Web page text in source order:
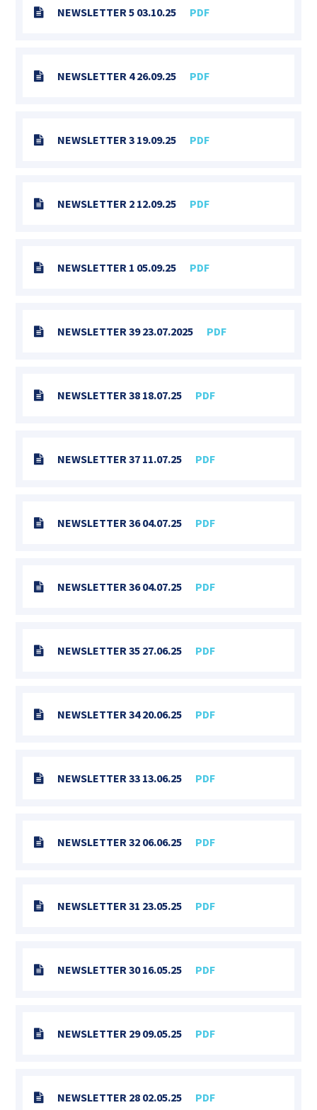
NEWSLETTER 5 03.10.25 PDF
NEWSLETTER 4 26.09.25 PDF
NEWSLETTER 3 19.09.25 PDF
NEWSLETTER 2 12.09.25 PDF
NEWSLETTER 1 05.09.25 PDF
NEWSLETTER 39 23.07.2025 PDF
NEWSLETTER 38 18.07.25 PDF
NEWSLETTER 37 11.07.25 PDF
NEWSLETTER 36 04.07.25 PDF
NEWSLETTER 36 04.07.25 PDF
NEWSLETTER 35 27.06.25 PDF
NEWSLETTER 34 20.06.25 PDF
NEWSLETTER 33 13.06.25 PDF
NEWSLETTER 32 06.06.25 PDF
NEWSLETTER 31 23.05.25 PDF
NEWSLETTER 30 16.05.25 PDF
NEWSLETTER 29 09.05.25 PDF
NEWSLETTER 28 02.05.25 PDF